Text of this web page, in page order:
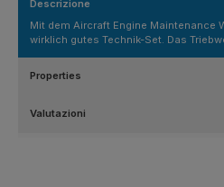
Descrizione
Mit dem Aircraft Engine Maintenance
wirklich gutes Technik-Set. Das
Properties
Valutazioni